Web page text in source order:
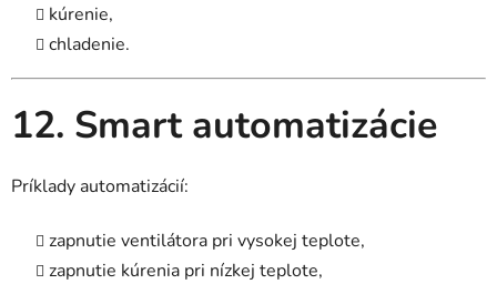
kúrenie,
chladenie.
12. Smart automatizácie
Príklady automatizácií:
zapnutie ventilátora pri vysokej teplote,
zapnutie kúrenia pri nízkej teplote,